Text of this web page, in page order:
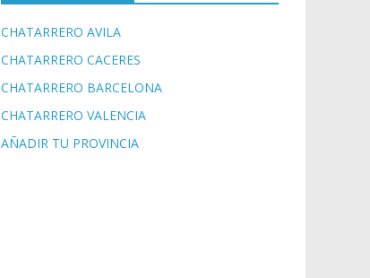
CHATARRERO AVILA
CHATARRERO CACERES
CHATARRERO BARCELONA
CHATARRERO VALENCIA
AÑADIR TU PROVINCIA